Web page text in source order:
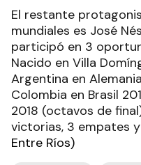
El restante
mundiales es José
participó en 3
Nacido en Villa
Argentina en
Colombia en Brasil
2018 (octavos de
victorias, 3 empates
Entre Ríos)